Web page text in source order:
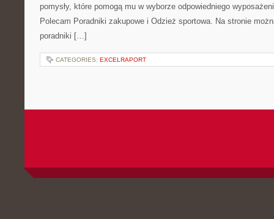
pomysły, które pomogą mu w wyborze odpowiedniego
Polecam Poradniki zakupowe i Odzież sportowa. Na stronie
poradniki […]
CATEGORIES: EXCELRAPORT